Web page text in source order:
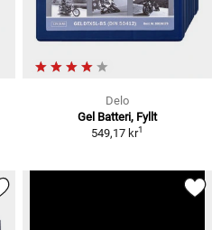
Delo
Gel Batteri, Fyllt
549,17 kr1